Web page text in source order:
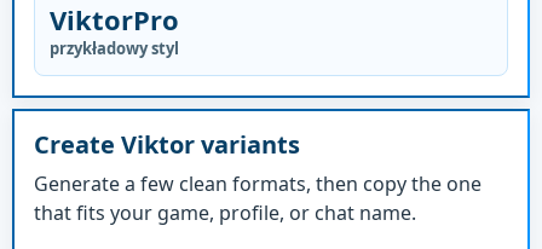
ViktorPro
przykładowy styl
Create Viktor variants
Generate a few clean formats, then copy the one
that fits your game, profile, or chat name.